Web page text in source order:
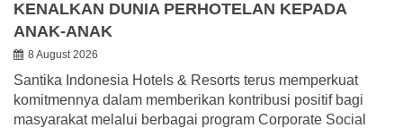
KENALKAN DUNIA PERHOTELAN KEPADA
ANAK-ANAK
8 August 2026
Santika Indonesia Hotels & Resorts terus memperkuat
komitmennya dalam memberikan kontribusi positif bagi
masyarakat melalui berbagai program Corporate Social